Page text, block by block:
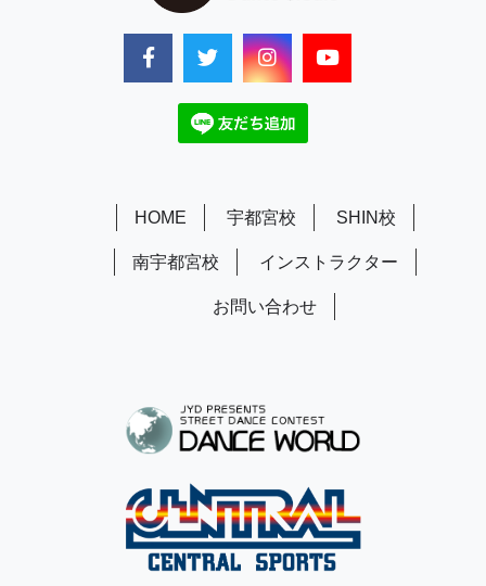
HOME 宇都宮校 SHIN校
南宇都宮校 インストラクター
お問い合わせ